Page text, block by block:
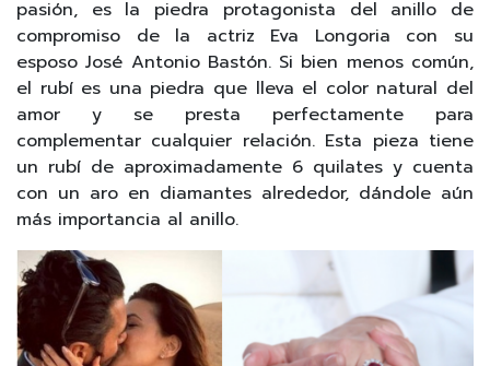
pasión, es la piedra protagonista del anillo de
compromiso de la actriz Eva Longoria con su
esposo José Antonio Bastón. Si bien menos común,
el rubí es una piedra que lleva el color natural del
amor y se presta perfectamente para
complementar cualquier relación. Esta pieza tiene
un rubí de aproximadamente 6 quilates y cuenta
con un aro en diamantes alrededor, dándole aún
más importancia al anillo.